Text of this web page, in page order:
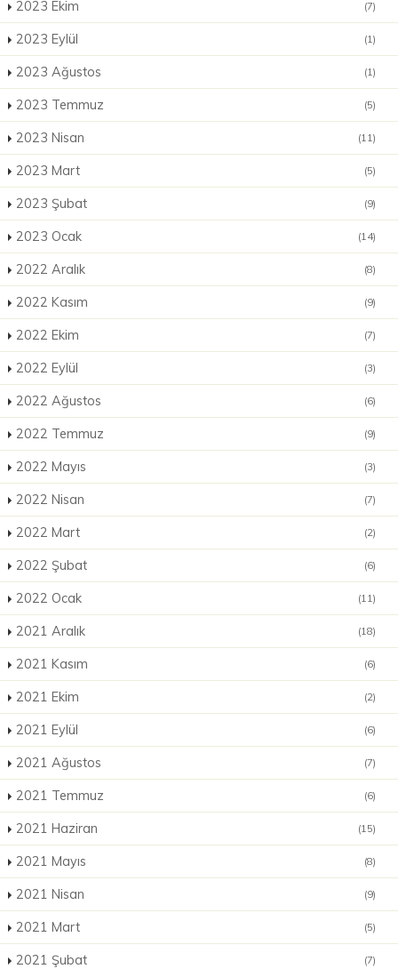
2023 Ekim (7)
2023 Eylül (1)
2023 Ağustos (1)
2023 Temmuz (5)
2023 Nisan (11)
2023 Mart (5)
2023 Şubat (9)
2023 Ocak (14)
2022 Aralık (8)
2022 Kasım (9)
2022 Ekim (7)
2022 Eylül (3)
2022 Ağustos (6)
2022 Temmuz (9)
2022 Mayıs (3)
2022 Nisan (7)
2022 Mart (2)
2022 Şubat (6)
2022 Ocak (11)
2021 Aralık (18)
2021 Kasım (6)
2021 Ekim (2)
2021 Eylül (6)
2021 Ağustos (7)
2021 Temmuz (6)
2021 Haziran (15)
2021 Mayıs (8)
2021 Nisan (9)
2021 Mart (5)
2021 Şubat (7)